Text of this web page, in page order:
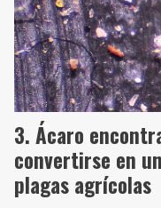
Ácaro
convertirse en
plagas agrícolas